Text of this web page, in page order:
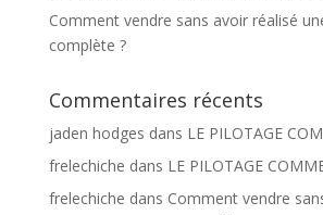
Comment vendre sans avoir réalisé
complète ?
Commentaires récents
jaden hodges dans LE PILOTAGE
frelechiche dans LE PILOTAGE
frelechiche dans Comment vendre